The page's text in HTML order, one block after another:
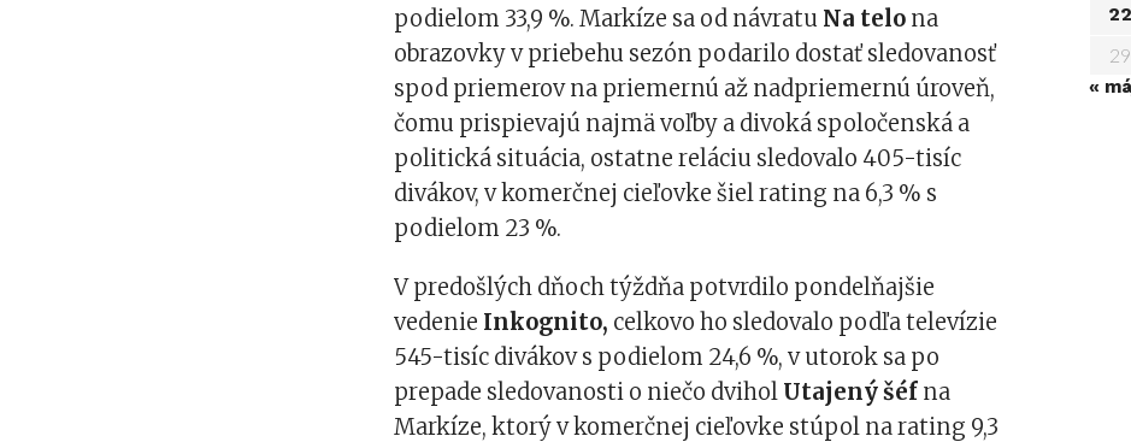
podielom 33,9 %. Markíze sa od návratu Na telo na
obrazovky v priebehu sezón podarilo dostať sledovanosť
spod priemerov na priemernú až nadpriemernú úroveň,
čomu prispievajú najmä voľby a divoká spoločenská a
politická situácia, ostatne reláciu sledovalo 405-tisíc
divákov, v komerčnej cieľovke šiel rating na 6,3 % s
podielom 23 %.
V predošlých dňoch týždňa potvrdilo pondelňajšie
vedenie Inkognito, celkovo ho sledovalo podľa televízie
545-tisíc divákov s podielom 24,6 %, v utorok sa po
prepade sledovanosti o niečo dvihol Utajený šéf na
Markíze, ktorý v komerčnej cieľovke stúpol na rating 9,3
22
29
«